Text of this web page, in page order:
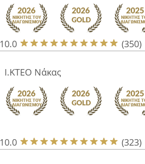
10.0 (350)
Ι.ΚΤΕΟ Νάκας
10.0 (323)